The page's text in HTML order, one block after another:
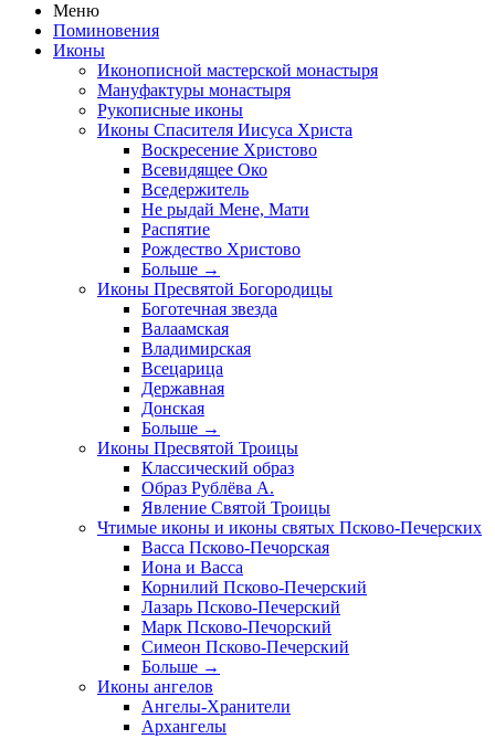
Меню
Поминовения
Иконы
Иконописной мастерской монастыря
Мануфактуры монастыря
Рукописные иконы
Иконы Спасителя Иисуса Христа
Воскресение Христово
Всевидящее Око
Вседержитель
Не рыдай Мене, Мати
Распятие
Рождество Христово
Больше →
Иконы Пресвятой Богородицы
Боготечная звезда
Валаамская
Владимирская
Всецарица
Державная
Донская
Больше →
Иконы Пресвятой Троицы
Классический образ
Образ Рублёва А.
Явление Святой Троицы
Чтимые иконы и иконы святых Псково-Печерских
Васса Псково-Печорская
Иона и Васса
Корнилий Псково-Печерский
Лазарь Псково-Печерский
Марк Псково-Печорский
Симеон Псково-Печерский
Больше →
Иконы ангелов
Ангелы-Хранители
Архангелы